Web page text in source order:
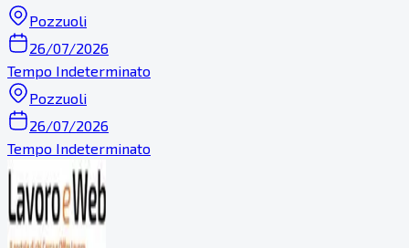
Pozzuoli
26/07/2026
Tempo Indeterminato
Pozzuoli
26/07/2026
Tempo Indeterminato